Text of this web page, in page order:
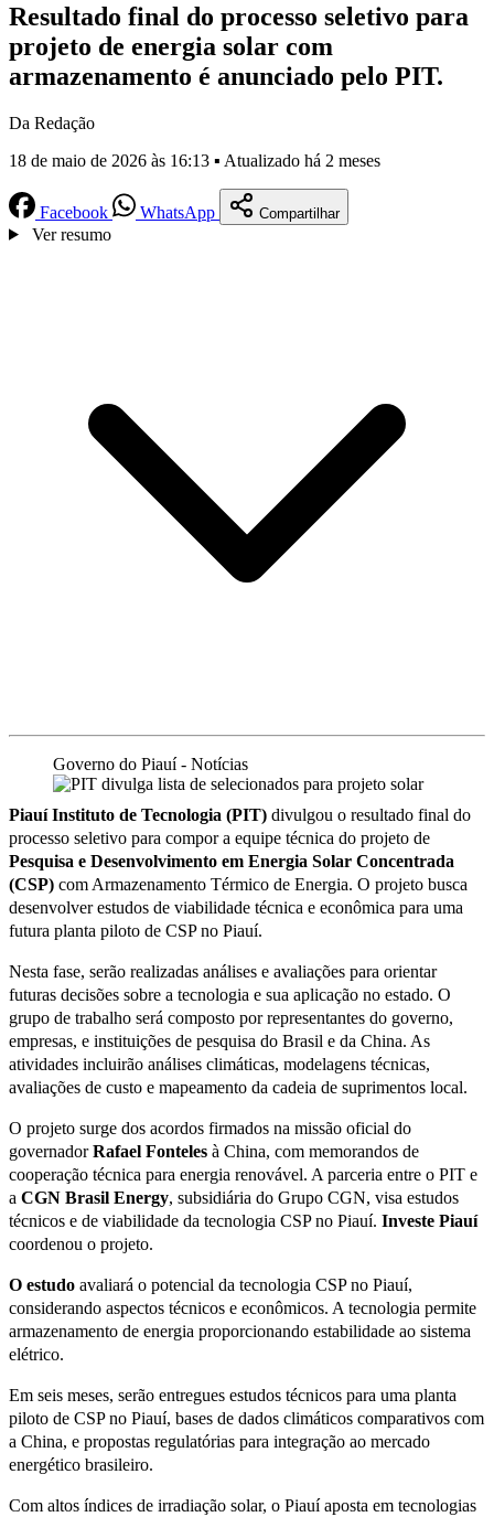
Resultado final do processo seletivo para
projeto de energia solar com
armazenamento é anunciado pelo PIT.
Da Redação
18 de maio de 2026 às 16:13 ▪ Atualizado há 2 meses
Facebook WhatsApp Compartilhar
Ver resumo
Governo do Piauí - Notícias
Piauí Instituto de Tecnologia (PIT) divulgou o resultado final do
processo seletivo para compor a equipe técnica do projeto de
Pesquisa e Desenvolvimento em Energia Solar Concentrada
(CSP) com Armazenamento Térmico de Energia. O projeto busca
desenvolver estudos de viabilidade técnica e econômica para uma
futura planta piloto de CSP no Piauí.
Nesta fase, serão realizadas análises e avaliações para orientar
futuras decisões sobre a tecnologia e sua aplicação no estado. O
grupo de trabalho será composto por representantes do governo,
empresas, e instituições de pesquisa do Brasil e da China. As
atividades incluirão análises climáticas, modelagens técnicas,
avaliações de custo e mapeamento da cadeia de suprimentos local.
O projeto surge dos acordos firmados na missão oficial do
governadorRafael Fonteles à China, com memorandos de
cooperação técnica para energia renovável. A parceria entre o PIT e
a CGN Brasil Energy, subsidiária do Grupo CGN, visa estudos
técnicos e de viabilidade da tecnologia CSP no Piauí. Investe Piauí
coordenou o projeto.
O estudo avaliará o potencial da tecnologia CSP no Piauí,
considerando aspectos técnicos e econômicos. A tecnologia permite
armazenamento de energia proporcionando estabilidade ao sistema
elétrico.
Em seis meses, serão entregues estudos técnicos para uma planta
piloto de CSP no Piauí, bases de dados climáticos comparativos com
a China, e propostas regulatórias para integração ao mercado
energético brasileiro.
Com altos índices de irradiação solar, o Piauí aposta em tecnologias